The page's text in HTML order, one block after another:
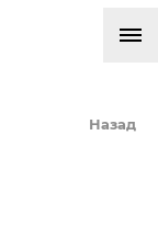
Назад